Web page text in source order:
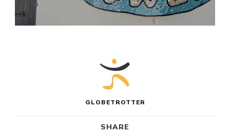
GLOBETROTTER
SHARE